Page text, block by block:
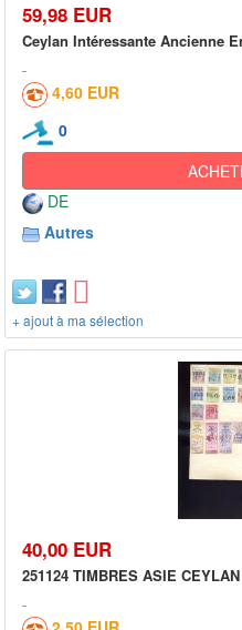
59,98 EUR
Ceylan Intéressante Ancienne
4,60 EUR
0
DE
Autres
+ ajout à ma sélection
40,00 EUR
251124 TIMBRES ASIE CEYLAN